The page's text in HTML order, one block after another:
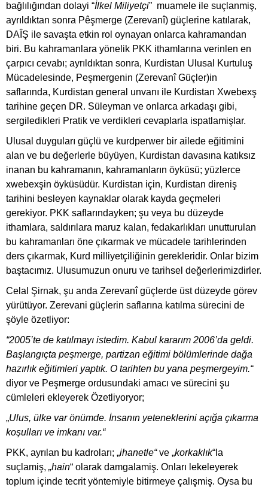
bağlılığından dolayi “İlkel Miliyetçi” muamele ile suçlanmiş,
ayrıldıktan sonra Pêşmerge (Zerevanî) güçlerine katılarak,
DAÎŞ ile savaşta etkin rol oynayan onlarca kahramandan
biri. Bu kahramanlara yönelik PKK ithamlarına verinlen en
çarpıcı cevabı; ayrıldıktan sonra, Kurdistan Ulusal Kurtuluş
Mücadelesinde, Peşmergenin (Zerevanî Güçler)in
saflarında, Kurdistan general unvanı ile Kurdistan Xwebexş
tarihine geçen DR. Süleyman ve onlarca arkadaşı gibi,
sergiledikleri Pratik ve verdikleri cevaplarla ispatlamişlar.
Ulusal duyguları güçlü ve kurdperwer bir ailede eğitimini
alan ve bu değerlerle büyüyen, Kurdistan davasına katıksız
inanan bu kahramanın, kahramanların öyküsü; yüzlerce
xwebexşin öyküsüdür. Kurdistan için, Kurdistan direniş
tarihini besleyen kaynaklar olarak kayda geçmeleri
gerekiyor. PKK saflarındayken; şu veya bu düzeyde
ithamlara, saldırılara maruz kalan, fedakarlıkları unutturulan
bu kahramanları öne çıkarmak ve mücadele tarihlerinden
ders çıkarmak, Kurd milliyetçiliğinin gerekleridir. Onlar bizim
baştacımız. Ulusumuzun onuru ve tarihsel değerlerimizdirler.
Celal Şirnak, şu anda Zerevanî güçlerde üst düzeyde görev
yürütüyor. Zerevani güçlerin saflarına katılma sürecini de
şöyle özetliyor:
“2005’te de katılmayı istedim. Kabul kararım 2006’da geldi.
Başlangıçta peşmerge, partizan eğitimi bölümlerinde dağa
hazırlık eğitimleri yaptık. O tarihten bu yana peşmergeyim.“
diyor ve Peşmerge ordusundaki amacı ve sürecini şu
cümleleri ekleyerek Özetliyoryor;
„Ulus, ülke var önümde. İnsanın yeteneklerini açığa çıkarma
koşulları ve imkanı var.“
PKK, ayrılan bu kadroları; „ihanetle“ve „korkaklık“la
suçlamiş, „hain“ olarak damgalamiş. Onları lekeleyerek
toplum içinde tecrit yöntemiyle bitirmeye çalışmiş. Oysa bu